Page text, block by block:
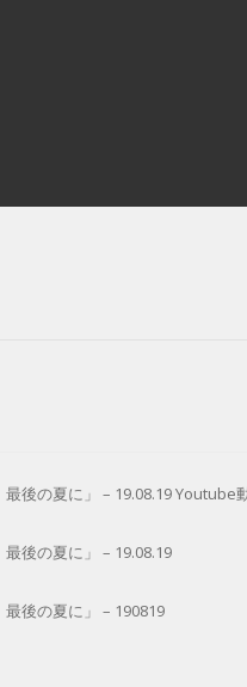
後の夏に」 – 19.08.19
後の夏に」 – 19.08.19
後の夏に」 – 190819